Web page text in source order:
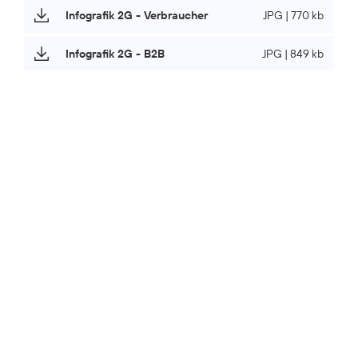
Infografik 2G - Verbraucher JPG | 770 kb
Infografik 2G - B2B JPG | 849 kb